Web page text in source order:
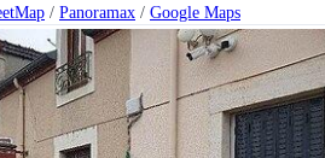
/ Panoramax / Google Maps